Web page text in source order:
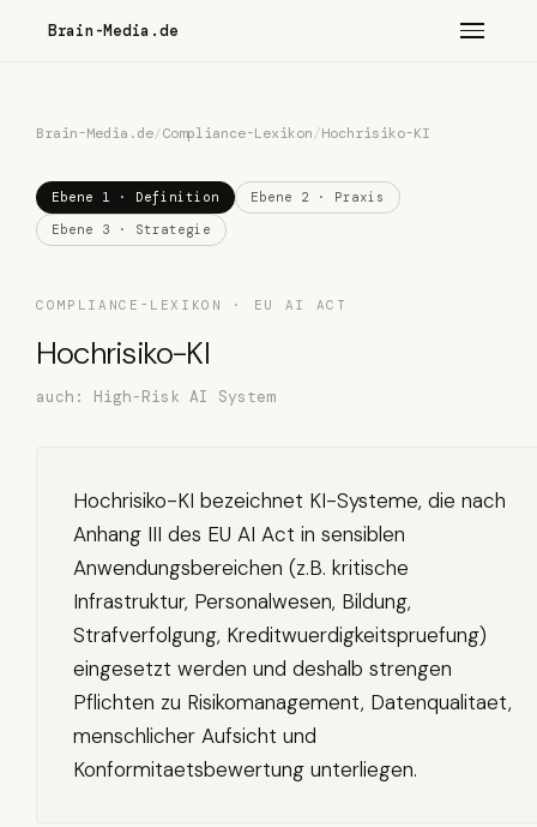
Brain-Media.de
Brain-Media.de/Compliance-Lexikon/Hochrisiko-KI
Ebene 1 · Definition
Ebene 2 · Praxis
Ebene 3 · Strategie
COMPLIANCE-LEXIKON · EU AI ACT
Hochrisiko-KI
auch: High-Risk AI System
Hochrisiko-KI bezeichnet KI-Systeme, die nach
Anhang III des EU AI Act in sensiblen
Anwendungsbereichen (z.B. kritische
Infrastruktur, Personalwesen, Bildung,
Strafverfolgung, Kreditwuerdigkeitspruefung)
eingesetzt werden und deshalb strengen
Pflichten zu Risikomanagement, Datenqualitaet,
menschlicher Aufsicht und
Konformitaetsbewertung unterliegen.